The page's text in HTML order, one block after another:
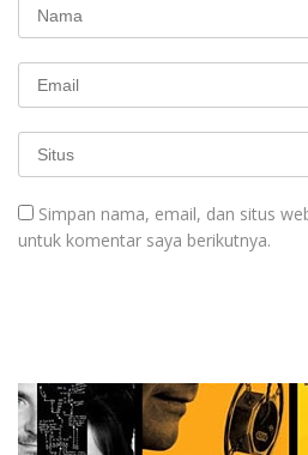
Simpan nama, email, dan situs
untuk komentar saya berikutnya.